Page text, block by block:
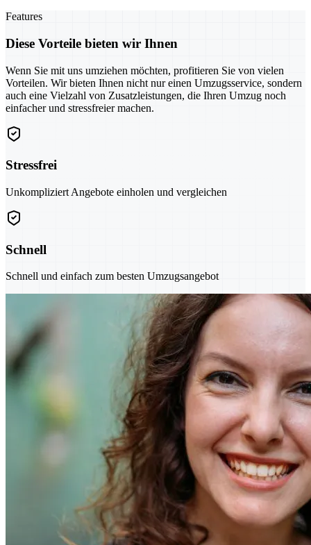
Features
Diese Vorteile bieten wir Ihnen
Wenn Sie mit uns umziehen möchten, profitieren Sie von vielen
Vorteilen. Wir bieten Ihnen nicht nur einen Umzugsservice, sondern
auch eine Vielzahl von Zusatzleistungen, die Ihren Umzug noch
einfacher und stressfreier machen.
Stressfrei
Unkompliziert Angebote einholen und vergleichen
Schnell
Schnell und einfach zum besten Umzugsangebot